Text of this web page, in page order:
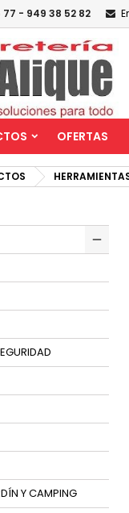
77 - 949 38 52 82
OFERTAS
Y CAMPING